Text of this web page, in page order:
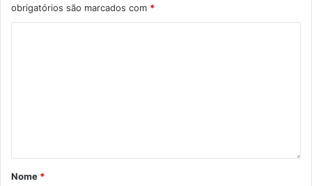
obrigatórios são marcados com *
Nome *